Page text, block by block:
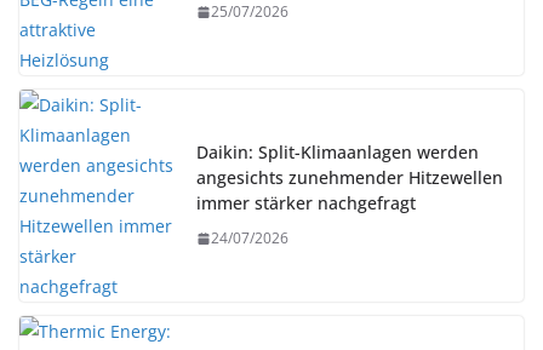
25/07/2026
Daikin: Split-Klimaanlagen werden
angesichts zunehmender Hitzewellen
immer stärker nachgefragt
24/07/2026